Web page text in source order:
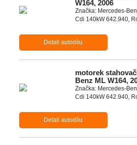
W164, 2006
Značka: Mercedes-
Cdi 140kW 642.940,
Detail autodílu
motorek
Benz ML W164,
Značka: Mercedes-
Cdi 140kW 642.940,
Detail autodílu